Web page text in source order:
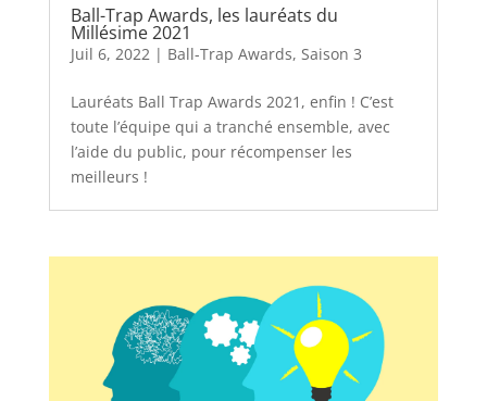
Ball-Trap Awards, les lauréats du
Millésime 2021
Juil 6, 2022| Ball-Trap Awards, Saison 3
Lauréats Ball Trap Awards 2021, enfin ! C’est
toute l’équipe qui a tranché ensemble, avec
l’aide du public, pour récompenser les
meilleurs !